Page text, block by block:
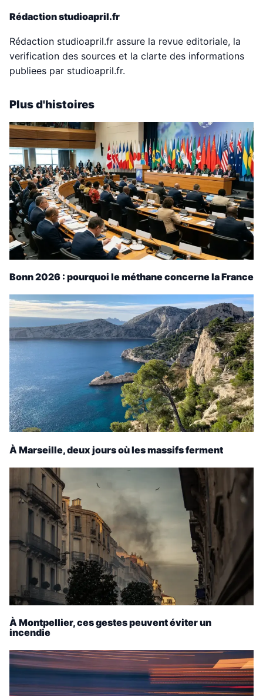
Rédaction studioapril.fr
Rédaction studioapril.fr assure la revue editoriale, la
verification des sources et la clarte des informations
publiees par studioapril.fr.
Plus d'histoires
Bonn 2026 : pourquoi le méthane concerne la France
À Marseille, deux jours où les massifs ferment
À Montpellier, ces gestes peuvent éviter un
incendie